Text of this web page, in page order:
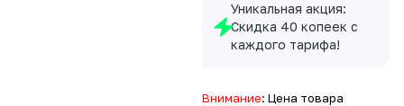
Уникальная акция:
Скидка 40 копеек с
каждого тарифа!
Внимание: Цена товара